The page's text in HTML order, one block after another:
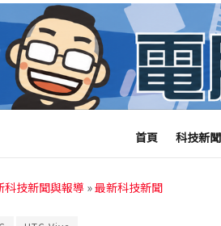
首頁 科技新聞
科技新聞與報導 »最新科技新聞